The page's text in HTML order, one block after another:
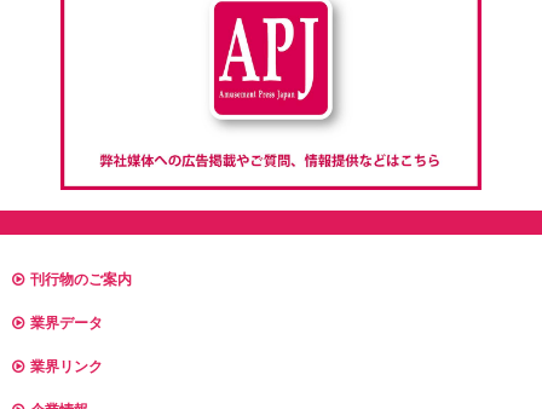
刊行物のご案内
業界データ
業界リンク